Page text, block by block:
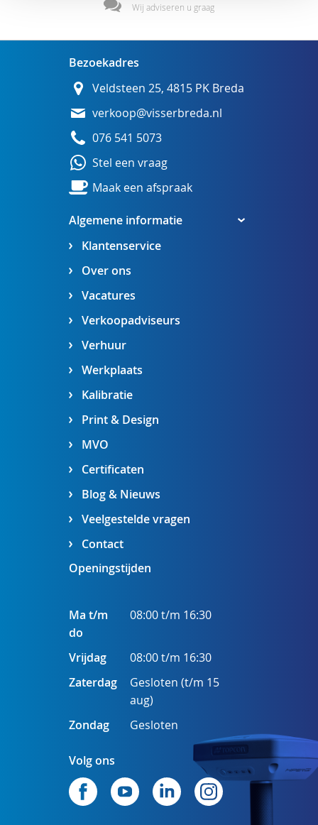
Wij adviseren u graag
Algemene informatie
Klantenservice
Over ons
Vacatures
Verkoopadviseurs
Verhuur
Werkplaats
Kalibratie
Print & Design
MVO
Certificaten
Blog & Nieuws
Veelgestelde vragen
Contact
Bezoekadres
Veldsteen 25, 4815 PK Breda
verkoop@visserbreda.nl
076 541 5073
Stel een vraag
Maak een afspraak
Openingstijden
Ma t/m
do
08:00 t/m 16:30
Vrijdag
08:00 t/m 16:30
Zaterdag
Gesloten (t/m 15
aug)
Zondag
Gesloten
Volg ons